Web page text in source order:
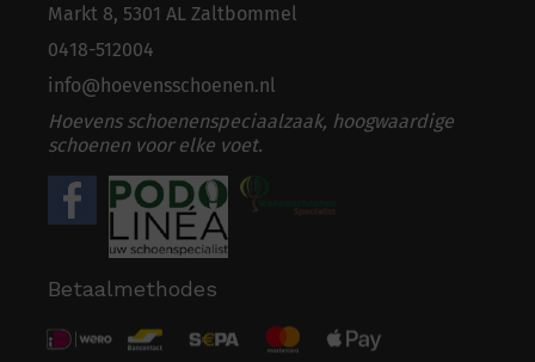
Markt 8, 5301 AL Zaltbommel
0418-512004
info@hoevensschoenen.nl
Hoevens schoenenspeciaalzaak, hoogwaardige
schoenen voor elke voet.
Betaalmethodes